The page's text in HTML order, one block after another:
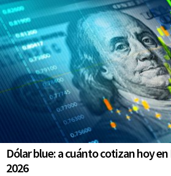
Dólar blue: a cuánto cotizan hoy
2026